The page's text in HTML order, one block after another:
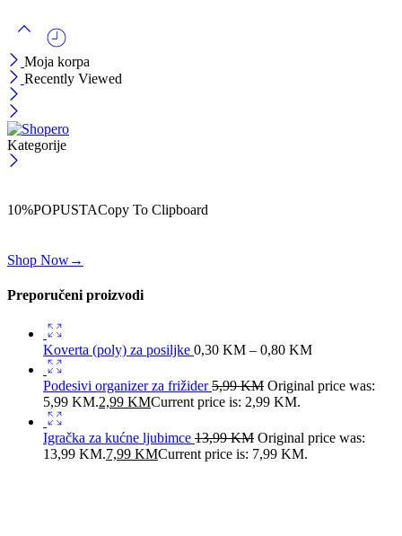
Moja korpa
Recently Viewed
Kategorije
10%POPUSTACopy To Clipboard
Shop Now→
Preporučeni proizvodi
Koverta (poly) za posiljke 0,30 KM – 0,80 KM
Podesivi organizer za frižider5,99KM Original price was:
5,99 KM.2,99 KMCurrent price is: 2,99 KM.
Igračka za kućne ljubimce 13,99KM Original price was:
13,99 KM.7,99 KMCurrent price is: 7,99 KM.